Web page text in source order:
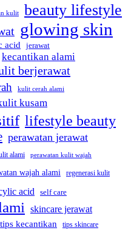
kulit beauty lifestyle
glowing skin
acid jerawat
kecantikan alami
berjerawat
kulit cerah alami
kusam
lifestyle beauty
perawatan jerawat
alami perawatan kulit wajah
wajah alami regenerasi kulit
acid self care
skincare jerawat
tips kecantikan tips skincare